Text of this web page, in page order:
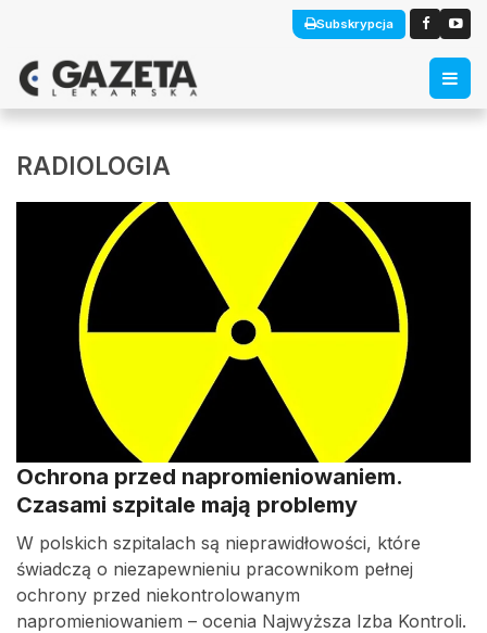
Subskrypcja
RADIOLOGIA
Ochrona przed napromieniowaniem.
Czasami szpitale mają problemy
W polskich szpitalach są nieprawidłowości, które
świadczą o niezapewnieniu pracownikom pełnej
ochrony przed niekontrolowanym
napromieniowaniem – ocenia Najwyższa Izba Kontroli.